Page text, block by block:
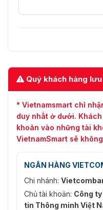
Switch,
Nguồn
DC 12V 3A
Pin dự
phòng
2000mAh
động
Độ ẩm
hoạt
động
0% đến
Quý khách hàng
* Vietnamsmart chỉ
duy nhất ở dưới.
khoản vào những tài
VietnamSmart sẽ
NGÂN HÀNG
Chi nhánh:
Chủ tài khoản: Công
tin Thông minh Việt